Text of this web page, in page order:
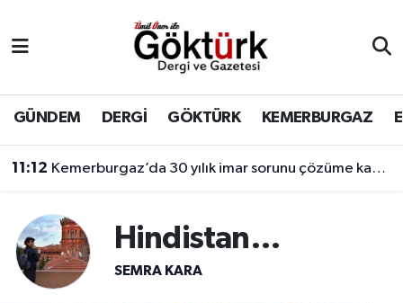
GÜNDEM DERGİ GÖKTÜRK KEMERBURGAZ
11:12 Kemerburgaz’da 30 yılık imar sorunu çözüme kavuşuyor
Hindistan…
SEMRA KARA
BİLİM
DERGİ
EĞİTİM
Eyüpsultan Hava Durumu
Eyüpsultan Trafik Yoğunluk Haritası
Süper Lig Puan Durumu ve Fikstür
Son Dakika Haberleri